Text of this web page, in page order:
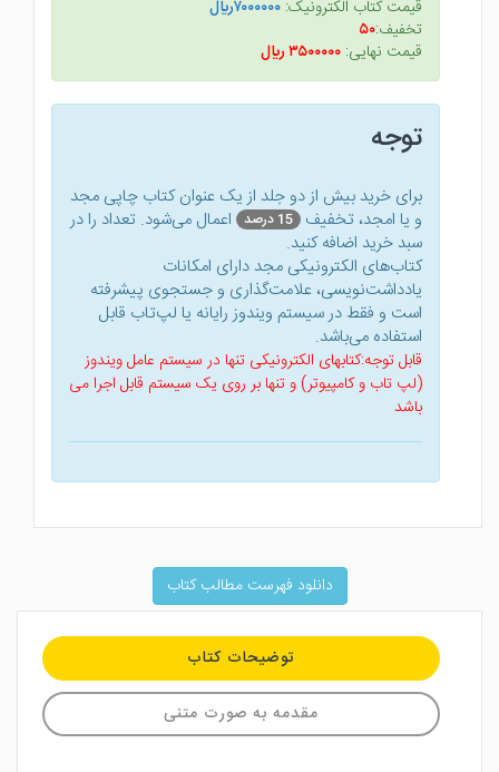
قیمت کتاب الکترونیک: ۷۰۰۰۰۰۰ريال
تخفیف:۵۰
قیمت نهایی: ۳۵۰۰۰۰۰ ريال
توجه
برای خرید بیش از دو جلد از یک عنوان کتاب‌ چاپی مجد
و یا امجد، تخفیف 15 درصد
اعمال می‌شود. تعداد را در
سبد خرید اضافه کنید.
کتاب‌های الکترونیکی مجد دارای امکانات
یادداشت‌نویسی، علامت‌گذاری و جستجوی پیشرفته
است و فقط در سیستم ویندوز رایانه یا لپ‌تاب قابل
استفاده می‌باشد.
قابل توجه:کتابهای الکترونیکی تنها در سیستم عامل ویندوز
(لپ تاب و کامپیوتر) و تنها بر روی یک سیستم قابل اجرا می
باشد
دانلود فهرست مطالب کتاب
توضیحات کتاب
مقدمه به صورت متنی